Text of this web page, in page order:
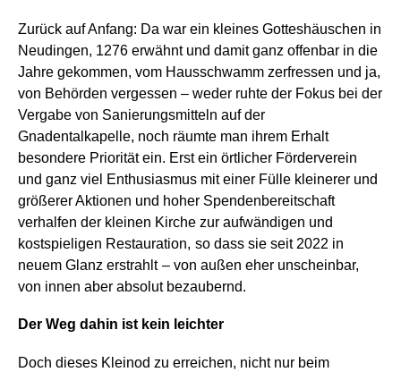
Zurück auf Anfang: Da war ein kleines Gotteshäuschen in
Neudingen, 1276 erwähnt und damit ganz offenbar in die
Jahre gekommen, vom Hausschwamm zerfressen und ja,
von Behörden vergessen – weder ruhte der Fokus bei der
Vergabe von Sanierungsmitteln auf der
Gnadentalkapelle, noch räumte man ihrem Erhalt
besondere Priorität ein. Erst ein örtlicher Förderverein
und ganz viel Enthusiasmus mit einer Fülle kleinerer und
größerer Aktionen und hoher Spendenbereitschaft
verhalfen der kleinen Kirche zur aufwändigen und
kostspieligen Restauration, so dass sie seit 2022 in
neuem Glanz erstrahlt – von außen eher unscheinbar,
von innen aber absolut bezaubernd.
Der Weg dahin ist kein leichter
Doch dieses Kleinod zu erreichen, nicht nur beim